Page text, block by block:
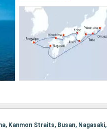
Kanmon Straits, Busan,